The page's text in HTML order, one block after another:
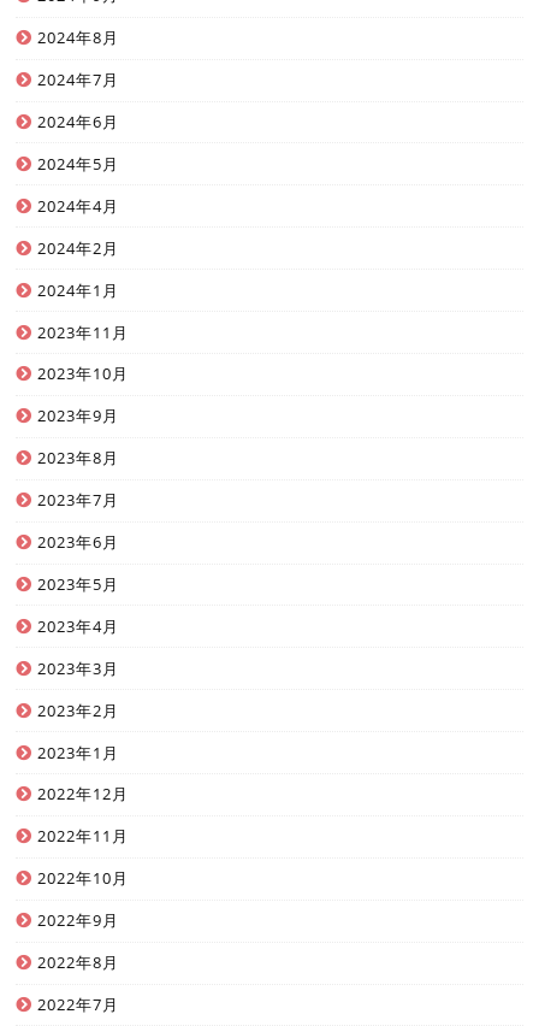
2024年8月
2024年7月
2024年6月
2024年5月
2024年4月
2024年2月
2024年1月
2023年11月
2023年10月
2023年9月
2023年8月
2023年7月
2023年6月
2023年5月
2023年4月
2023年3月
2023年2月
2023年1月
2022年12月
2022年11月
2022年10月
2022年9月
2022年8月
2022年7月